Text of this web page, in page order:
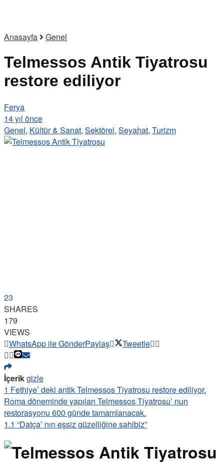
Anasayfa Genel
Telmessos Antik Tiyatrosu
restore ediliyor
Ferya
14 yıl önce
Genel, Kültür & Sanat, Sektörel, Seyahat, Turizm
23
SHARES
179
VIEWS
WhatsApp ile GönderPaylaş Tweetle
İçerikgizle
1 Fethiye’ deki antik Telmessos Tiyatrosu restore ediliyor.
Roma döneminde yapılan Telmessos Tiyatrosu’ nun
restorasyonu 600 günde tamamlanacak.
1.1 “Datça’ nın eşsiz güzelliğine sahibiz”